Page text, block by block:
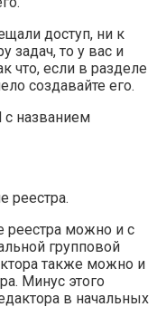
доступ, ни к
задач, то у вас и
что, если в разделе
создавайте его.
с названием
реестра.
реестра можно и с
групповой
также можно и
Минус этого
в начальных